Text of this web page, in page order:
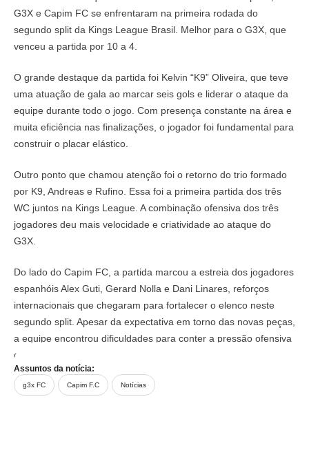
G3X e Capim FC se enfrentaram na primeira rodada do
segundo split da Kings League Brasil. Melhor para o G3X, que
venceu a partida por 10 a 4.
O grande destaque da partida foi Kelvin “K9” Oliveira, que teve
uma atuação de gala ao marcar seis gols e liderar o ataque da
equipe durante todo o jogo. Com presença constante na área e
muita eficiência nas finalizações, o jogador foi fundamental para
construir o placar elástico.
Outro ponto que chamou atenção foi o retorno do trio formado
por K9, Andreas e Rufino. Essa foi a primeira partida dos três
WC juntos na Kings League. A combinação ofensiva dos três
jogadores deu mais velocidade e criatividade ao ataque do
G3X.
Do lado do Capim FC, a partida marcou a estreia dos jogadores
espanhóis Alex Guti, Gerard Nolla e Dani Linares, reforços
internacionais que chegaram para fortalecer o elenco neste
segundo split. Apesar da expectativa em torno das novas peças,
a equipe encontrou dificuldades para conter a pressão ofensiva
do adversário ao longo da partida.
Assuntos da notícia:
g3x FC Capim F.C Notícias